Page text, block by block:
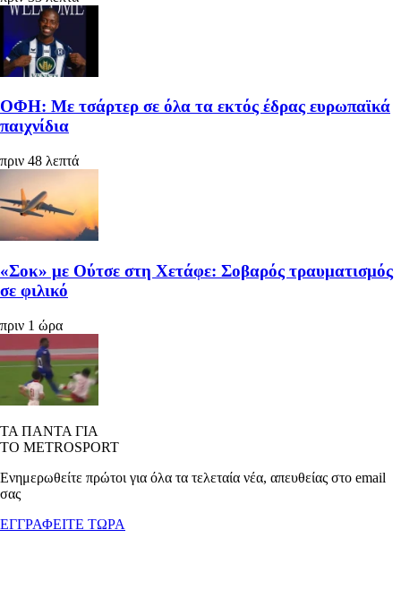
ΟΦΗ: Με τσάρτερ σε όλα τα εκτός έδρας ευρωπαϊκά
παιχνίδια
πριν 48 λεπτά
«Σοκ» με Ούτσε στη Χετάφε: Σοβαρός τραυματισμός
σε φιλικό
πριν 1 ώρα
ΤΑ ΠΑΝΤΑ ΓΙΑ
ΤΟ METROSPORT
Ενημερωθείτε πρώτοι για όλα τα τελεταία νέα, απευθείας στο email
σας
ΕΓΓΡΑΦΕΙΤΕ ΤΩΡΑ